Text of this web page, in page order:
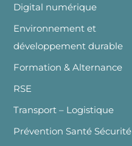
Digital numérique
Environnement et
développement durable
Formation & Alternance
RSE
Transport – Logistique
Prévention Santé Sécurité